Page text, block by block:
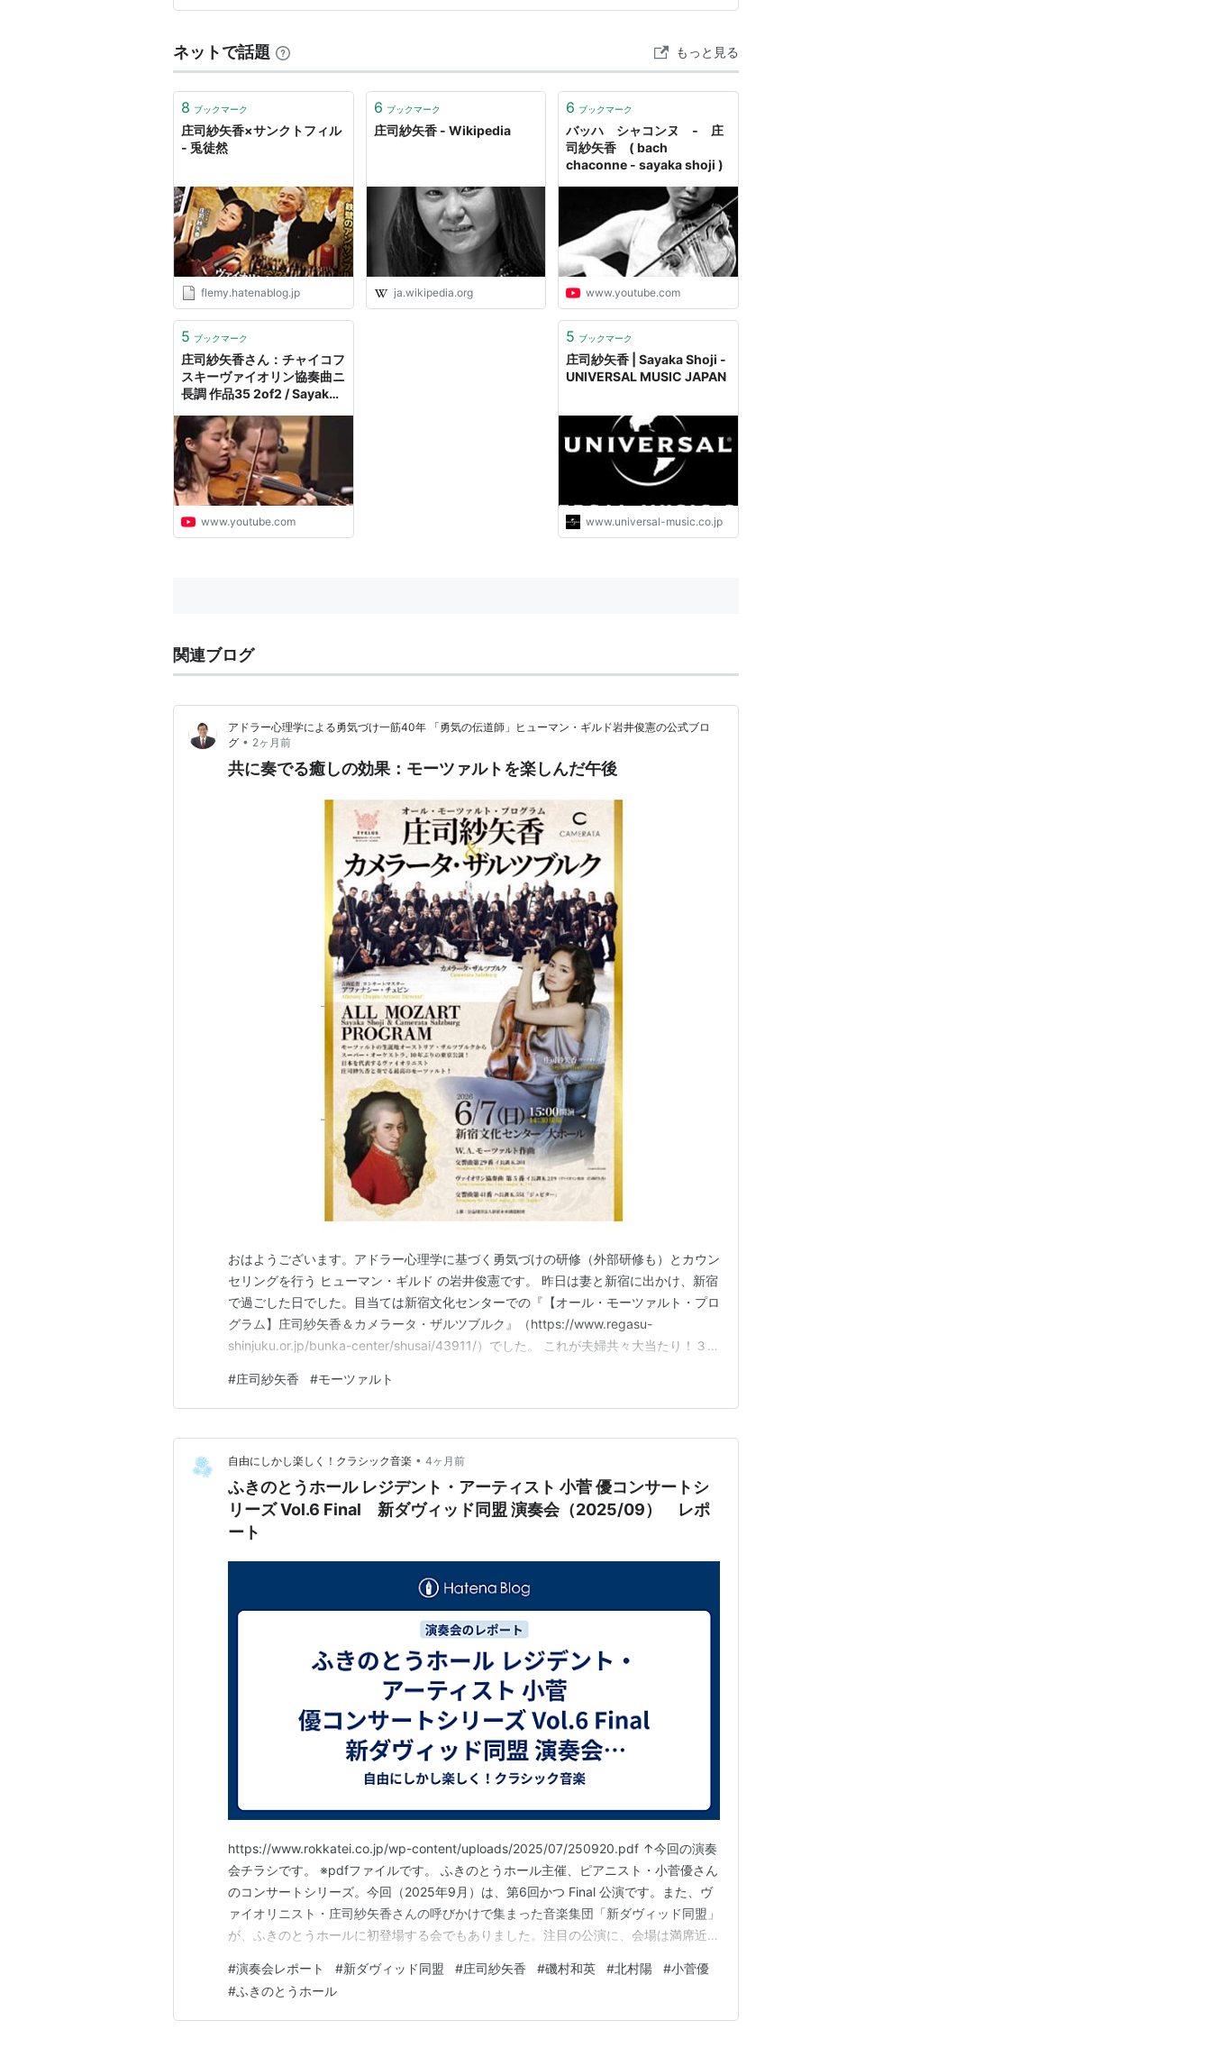
この商品を含むブログを見る
が…
ネットで話題 もっと見る
8 ブックマーク
庄司紗矢香×サンクトフィル
- 兎徒然
flemy.hatenablog.jp
6 ブックマーク
庄司紗矢香 - Wikipedia
ja.wikipedia.org
6 ブックマーク
バッハ シャコンヌ ‐ 庄
司紗矢香 ( bach
chaconne - sayaka shoji )
www.youtube.com
5 ブックマーク
庄司紗矢香さん：チャイコフ
スキーヴァイオリン協奏曲ニ
長調 作品35 2of2 / Sayaka
Concerto in D major op.35
www.youtube.com
5 ブックマーク
庄司紗矢香 | Sayaka Shoji -
UNIVERSAL MUSIC JAPAN
www.universal-music.co.jp
関連ブログ
アドラー心理学による勇気づけ一筋40年 「勇気の伝道師」ヒューマン・ギルド岩井俊憲の公式ブロ
グ • 2ヶ月前
共に奏でる癒しの効果：モーツァルトを楽しんだ午後
おはようございます。アドラー心理学に基づく勇気づけの研修（外部研修も）とカウン
セリングを行う ヒューマン・ギルド の岩井俊憲です。 昨日は妻と新宿に出かけ、新宿
で過ごした日でした。目当ては新宿文化センターでの『【オール・モーツァルト・プロ
グラム】庄司紗矢香＆カメラータ・ザルツブルク』（https://www.regasu-
shinjuku.or.jp/bunka-center/shusai/43911/）でした。 これが夫婦共々大当たり！３月
タ・ザルツブルクという30人弱の小編成の楽団で、指揮者は不在。代わりに芸術監…
#庄司紗矢香 #モーツァルト
自由にしかし楽しく！クラシック音楽 • 4ヶ月前
ふきのとうホール レジデント・アーティスト 小菅 優コンサートシ
リーズ Vol.6 Final 新ダヴィッド同盟 演奏会（2025/09） レポ
ート
https://www.rokkatei.co.jp/wp-content/uploads/2025/07/250920.pdf ↑今回の演奏
会チラシです。 ※pdfファイルです。 ふきのとうホール主催、ピアニスト・小菅優さん
のコンサートシリーズ。今回（2025年9月）は、第6回かつ Final 公演です。また、ヴ
ァイオリニスト・庄司紗矢香さんの呼びかけで集まった音楽集団「新ダヴィッド同盟」
が、ふきのとうホールに初登場する会でもありました。注目の公演に、会場は満席近い
リーズ Vol.6 Final 新ダヴィッド同…
#演奏会レポート #新ダヴィッド同盟 #庄司紗矢香 #磯村和英 #北村陽 #小菅優
#ふきのとうホール